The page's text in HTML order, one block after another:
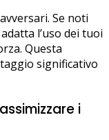
Se noti
l’uso dei tuoi
Questa
significativo
i